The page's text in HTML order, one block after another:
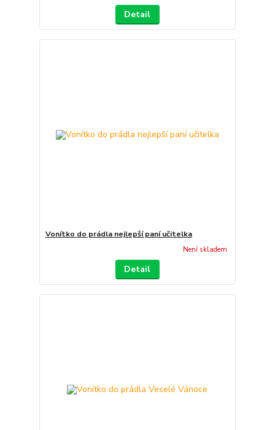
Detail
Vonítko do prádla nejlepší paní učitelka
Není skladem
Detail